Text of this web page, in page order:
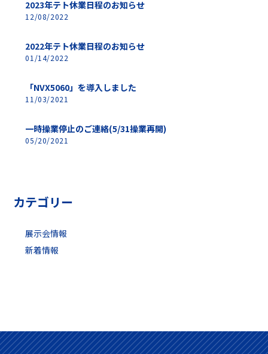
2023年テト休業日程のお知らせ
12/08/2022
2022年テト休業日程のお知らせ
01/14/2022
「NVX5060」を導入しました
11/03/2021
一時操業停止のご連絡(5/31操業再開)
05/20/2021
カテゴリー
展示会情報
新着情報